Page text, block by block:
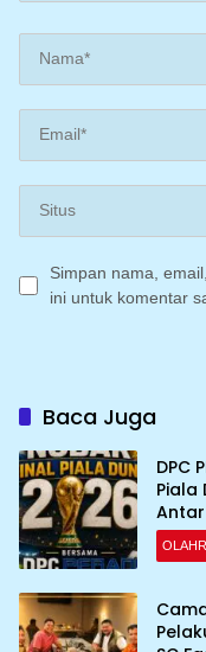
Simpan nama,
ini untuk komentar
Baca Juga
DPC
Piala